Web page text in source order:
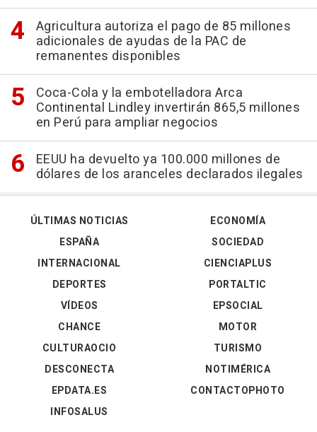
Agricultura autoriza el pago de 85 millones
adicionales de ayudas de la PAC de
remanentes disponibles
Coca-Cola y la embotelladora Arca
Continental Lindley invertirán 865,5 millones
en Perú para ampliar negocios
EEUU ha devuelto ya 100.000 millones de
dólares de los aranceles declarados ilegales
ÚLTIMAS NOTICIAS
ESPAÑA
INTERNACIONAL
DEPORTES
VÍDEOS
ECONOMÍA
SOCIEDAD
CIENCIAPLUS
PORTALTIC
EPSOCIAL
CHANCE
CULTURAOCIO
DESCONECTA
EPDATA.ES
INFOSALUS
MOTOR
TURISMO
NOTIMÉRICA
CONTACTOPHOTO